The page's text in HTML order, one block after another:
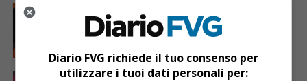
Sole, cocktail… e sei in pole position con
Tropical Snow!
CRONACA & ATTUALITÀ 5 anni fa
Diario FVG richiede il tuo consenso per
utilizzare i tuoi dati personali per: